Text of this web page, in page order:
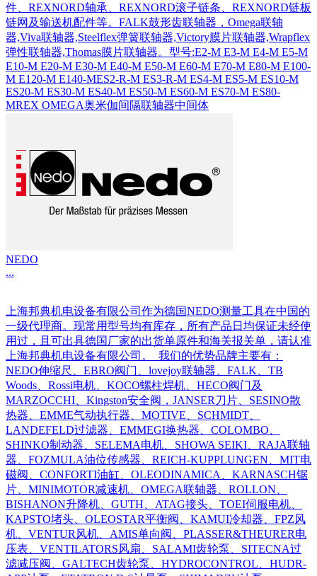
件、REXNORD轴承、REXNORD滚子链条、REXNORD链板
链网及输送机配件等。FALK鼓形齿联轴器，Omega联轴
器,Viva联轴器,Steelflex弹簧联轴器,Victory膜片联轴器,Wrapflex
弹性联轴器,Thomas膜片联轴器。型号:E2-M E3-M E4-M E5-M
E10-M E20-M E30-M E40-M E50-M E60-M E70-M E80-M E100-
M E120-M E140-MES2-R-M ES3-R-M ES4-M ES5-M ES10-M
ES20-M ES30-M ES40-M ES50-M ES60-M ES70-M ES80-
MREX OMEGA奥米伽间隔联轴器中间体
NEDO
...
上海邦典机电设备有限公司作为德国NEDO测量工具在中国的
一级代理商。现常用型号均有库存，所有产品日均保证未经使
用过，且可出具德国厂家的出货单原件和海关报关单，请认准
上海邦典机电设备有限公司。 我们的优势品牌主要有：
NEDO伸缩尺、EBRO阀门、lovejoy联轴器、FALK、TB
Woods、Rossi电机、KOCO螺柱焊机、HECO阀门及
MARZOCCHI、Kingston安全阀，JANSER刀片、SESINO散
热器、EMME气动执行器、MOTIVE、SCHMIDT、
LANDEFELD过滤器、EMMEGI换热器、COLOMBO、
SHINKO制动器、SELEMA电机、SHOWA SEIKI、RAJA联轴
器、FOZMULA油位传感器、REICH-KUPPLUNGEN、MIT电
磁阀、CONFORTI油缸、OLEODINAMICA、KARNASCH锯
片、MINIMOTOR减速机、OMEGA联轴器、ROLLON、
BISHANON升降机、GUTH、ATAG接头、TOEI伺服电机、
KAPSTO堵头、OLEOSTAR平衡阀、KAMUI冷却器、FPZ风
机、VENTUR风机、AMIS单向阀、PLASSER&THEURER电
压表、VENTILATORS风扇、SALAMI齿轮泵、SITECNA过
滤减压阀、GALTECH齿轮泵、HYDROCONTROL、HUDR-